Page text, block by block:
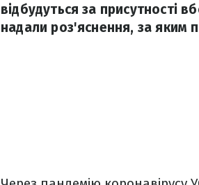
відбудуться за присутності
надали роз'яснення, за яким